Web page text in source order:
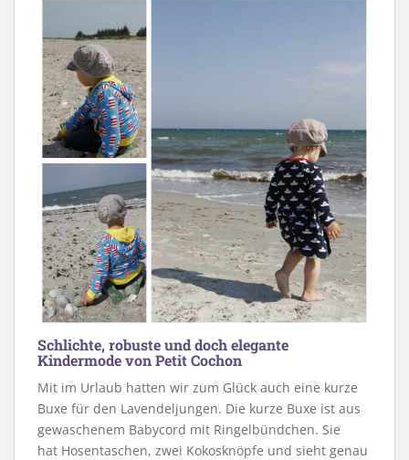
Schlichte, robuste und doch elegante
Kindermode von Petit Cochon
Mit im Urlaub hatten wir zum Glück auch eine kurze
Buxe für den Lavendeljungen. Die kurze Buxe ist aus
gewaschenem Babycord mit Ringelbündchen. Sie
hat Hosentaschen, zwei Kokosknöpfe und sieht genau